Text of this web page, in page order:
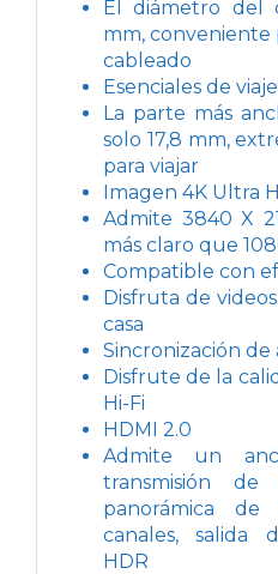
El diámetro del
mm, conveniente
cableado
Esenciales de viaje
La parte más
solo 17,8 mm,
para viajar
Imagen 4K Ultra
Admite 3840 X
más claro que
Compatible con
Disfruta de
casa
Sincronización de
Disfrute de la
Hi-Fi
HDMI 2.0
Admite un
transmisión
panorámica
canales, salida
HDR